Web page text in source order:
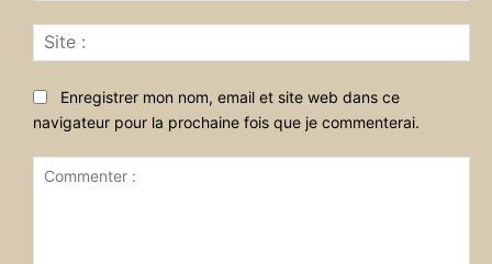
:
Enregistrer mon nom, email et site web dans ce
navigateur pour la prochaine fois que je commenterai.